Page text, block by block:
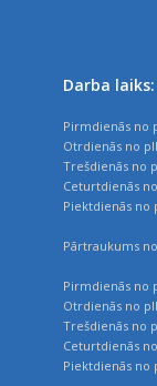
Darba laiks:
Pirmdienās no
Otrdienās no
Trešdienās no
Ceturtdienās
Piektdienās no
Pārtraukums
Pirmdienās no
Otrdienās no
Trešdienās no
Ceturtdienās
Piektdienās no